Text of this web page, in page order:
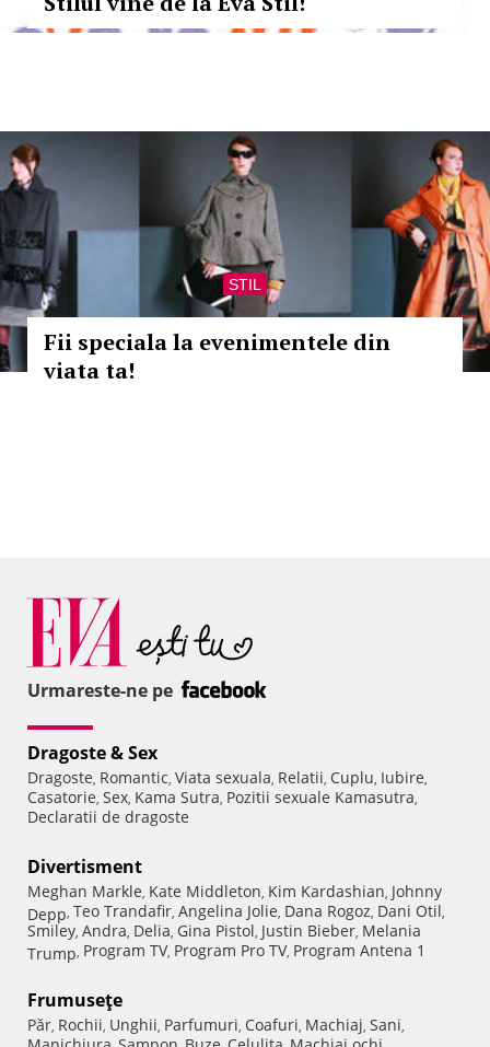
STIL
Fii speciala la evenimentele din
viata ta!
Urmareste-ne pe
Dragoste & Sex
Dragoste, Romantic, Viata sexuala, Relatii, Cuplu, Iubire,
Casatorie, Sex, Kama Sutra, Pozitii sexuale Kamasutra,
Declaratii de dragoste
Divertisment
Meghan Markle, Kate Middleton, Kim Kardashian, Johnny
Depp, Teo Trandafir, Angelina Jolie, Dana Rogoz, Dani Otil,
Smiley, Andra, Delia, Gina Pistol, Justin Bieber, Melania
Trump, Program TV, Program Pro TV, Program Antena 1
Frumuseţe
Păr, Rochii, Unghii, Parfumuri, Coafuri, Machiaj, Sani,